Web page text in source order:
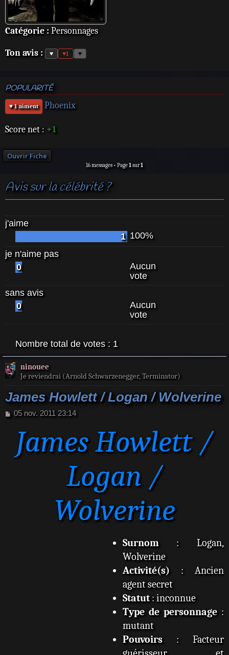
Catégorie : Personnages
Ton avis : ♥ ♥1 ♥
POPULARITÉ
♥ 1 aiment Phoenix
Score net : +1
Ouvrir Fiche
16 messages • Page1 sur1
Avis sur la célébrité ?
j'aime
1 100%
je n'aime pas
0
Aucun
vote
sans avis
0
Aucun
vote
Nombre total de votes : 1
ninouee
Je reviendrai (Arnold Schwarzenegger, Terminator)
James Howlett / Logan / Wolverine
M
g
05 nov. 2011 23:14
James Howlett /
Logan /
Wolverine
Surnom: Logan,
Wolverine
Activité(s) : Ancien
agent secret
Statut: inconnue
Type de personnage:
mutant
Pouvoirs: Facteur